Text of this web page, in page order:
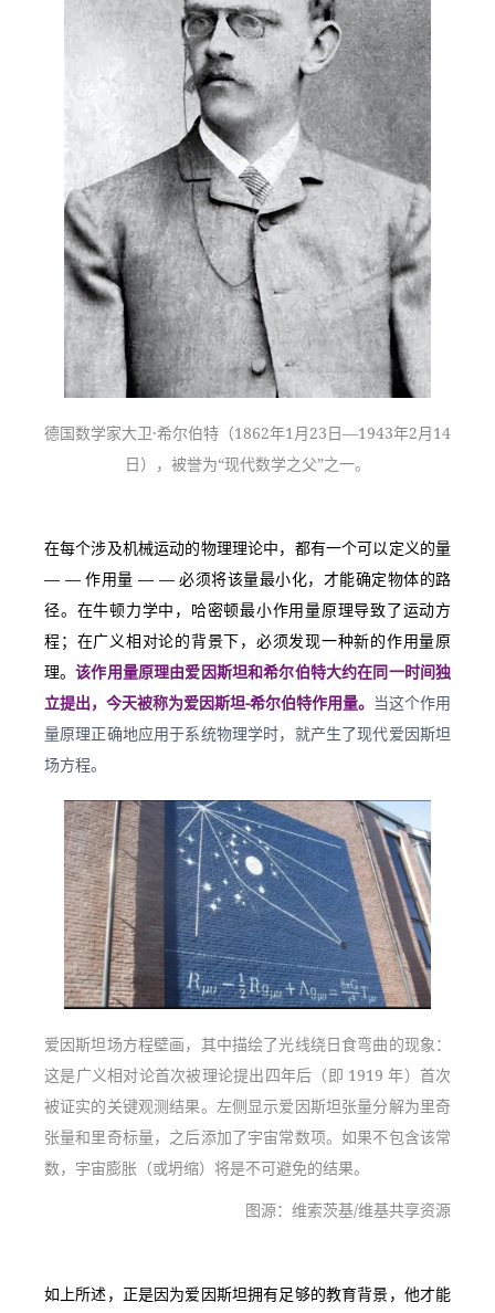
德国数学家大卫·希尔伯特（1862年1月23日—1943年2月14
日），被誉为“现代数学之父”之一。
在每个涉及机械运动的物理理论中，都有一个可以定义的量
— — 作用量 — — 必须将该量最小化，才能确定物体的路
径。在牛顿力学中，哈密顿最小作用量原理导致了运动方
程；在广义相对论的背景下，必须发现一种新的作用量原
理。该作用量原理由爱因斯坦和希尔伯特大约在同一时间独
立提出，今天被称为爱因斯坦-希尔伯特作用量。 当这个作用
量原理正确地应用于系统物理学时，就产生了现代爱因斯坦
场方程。
爱因斯坦场方程壁画，其中描绘了光线绕日食弯曲的现象：
这是广义相对论首次被理论提出四年后（即 1919 年）首次
被证实的关键观测结果。左侧显示爱因斯坦张量分解为里奇
张量和里奇标量，之后添加了宇宙常数项。如果不包含该常
数，宇宙膨胀（或坍缩）将是不可避免的结果。
图源：维索茨基/维基共享资源
如上所述，正是因为爱因斯坦拥有足够的教育背景，他才能